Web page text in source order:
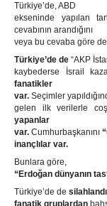
Türkiye’de, ABD
ekseninde yapılan
cevabının arandığını
veya bu cevaba göre
Türkiye’de de “AKP
kaybederse İsrail
fanatikler
var. Seçimler
gelen ilk verilerle
yapanlar
var. Cumhurbaşkanını
inançlılar var.
Bunlara göre,
“Erdoğan dünyanın
Türkiye’de de
fanatik gruplardan